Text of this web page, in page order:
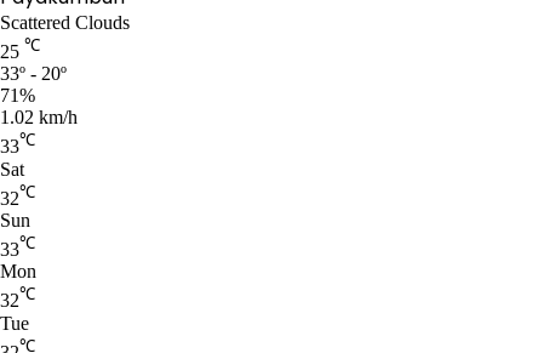
Scattered Clouds
25 ℃
33º - 20º
71%
1.02 km/h
33℃
Sat
32℃
Sun
33℃
Mon
32℃
Tue
℃